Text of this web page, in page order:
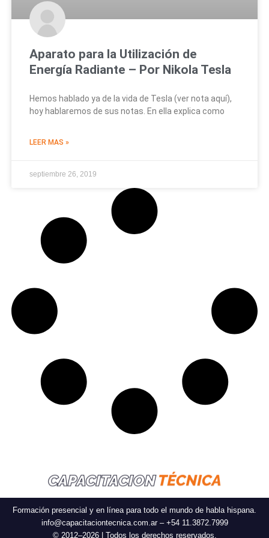
Aparato para la Utilización de
Energía Radiante – Por Nikola Tesla
Hemos hablado ya de la vida de Tesla (ver nota aquí),
hoy hablaremos de sus notas. En ella explica como
LEER MAS »
septiembre 26, 2019
Formación presencial y en línea para todo el mundo de habla hispana.
info@capacitaciontecnica.com.ar – +54 11.3872.7999
© 2012–2026 | Todos los derechos reservados.